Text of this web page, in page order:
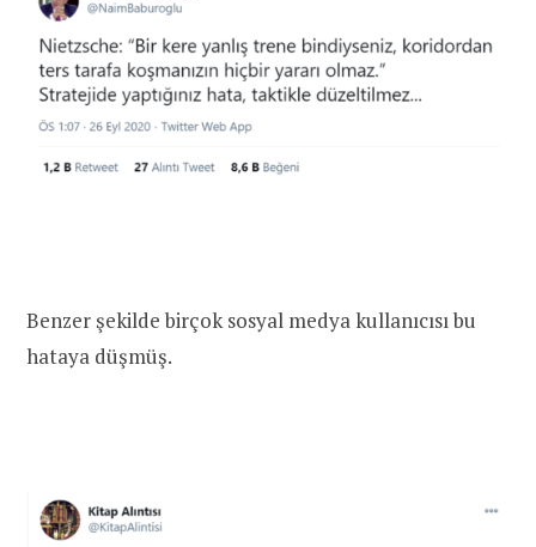
Benzer şekilde birçok sosyal medya kullanıcısı bu
hataya düşmüş.